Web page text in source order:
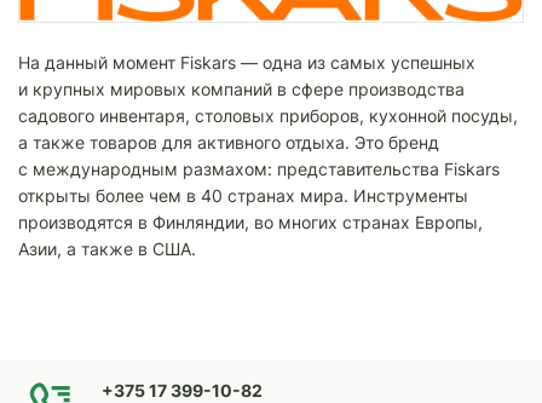
На данный момент Fiskars — одна из самых успешных
и крупных мировых компаний в сфере производства
садового инвентаря, столовых приборов, кухонной посуды,
а также товаров для активного отдыха. Это бренд
с международным размахом: представительства Fiskars
открыты более чем в 40 странах мира. Инструменты
производятся в Финляндии, во многих странах Европы,
Азии, а также в США.
+375 17 399-10-82